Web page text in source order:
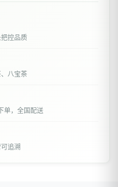
控品质
八宝茶
单，全国配送
追溯